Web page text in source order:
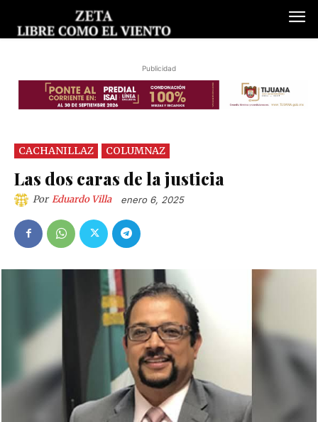
Publicidad
CACHANILLAZ COLUMNAZ
Las dos caras de la justicia
Por Eduardo Villa enero 6, 2025